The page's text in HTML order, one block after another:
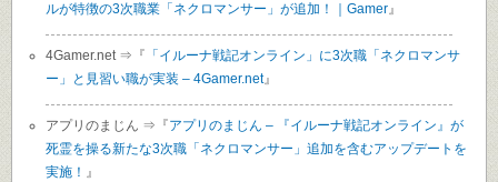
ルが特徴の3次職業「ネクロマンサー」が追加！｜Gamer』
4Gamer.net ⇒『 「イルーナ戦記オンライン」に3次職「ネクロマンサ
ー」と見習い職が実装 – 4Gamer.net』
アプリのまじん ⇒『アプリのまじん – 『イルーナ戦記オンライン』が
死霊を操る新たな3次職「ネクロマンサー」追加を含むアップデートを
実施！ 』